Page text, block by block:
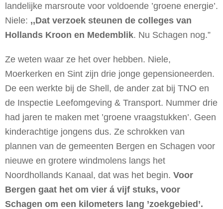
landelijke marsroute voor voldoende ’groene energie’.
Niele: ,,Dat verzoek steunen de colleges van
Hollands Kroon en Medemblik. Nu Schagen nog.”
Ze weten waar ze het over hebben. Niele,
Moerkerken en Sint zijn drie jonge gepensioneerden.
De een werkte bij de Shell, de ander zat bij TNO en
de Inspectie Leefomgeving & Transport. Nummer drie
had jaren te maken met ’groene vraagstukken’. Geen
kinderachtige jongens dus. Ze schrokken van
plannen van de gemeenten Bergen en Schagen voor
nieuwe en grotere windmolens langs het
Noordhollands Kanaal, dat was het begin. Voor
Bergen gaat het om vier á vijf stuks, voor
Schagen om een kilometers lang ’zoekgebied’.